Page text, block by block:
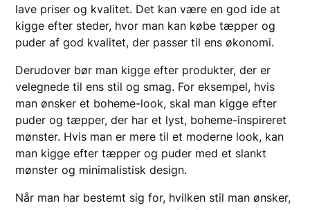
lave priser og kvalitet. Det kan være en god ide at
kigge efter steder, hvor man kan købe tæpper og
puder af god kvalitet, der passer til ens økonomi.
Derudover bør man kigge efter produkter, der er
velegnede til ens stil og smag. For eksempel, hvis
man ønsker et boheme-look, skal man kigge efter
puder og tæpper, der har et lyst, boheme-inspireret
mønster. Hvis man er mere til et moderne look, kan
man kigge efter tæpper og puder med et slankt
mønster og minimalistisk design.
Når man har bestemt sig for, hvilken stil man ønsker,